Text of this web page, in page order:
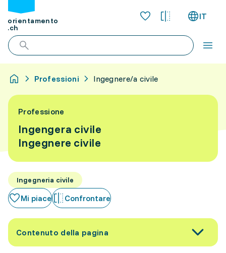
orientamento
.ch
IT
Professioni Ingegnere/a civile
Professione
Ingengera civile
Ingegnere civile
Ingegneria civile
Mi piace Confrontare
Contenuto della pagina